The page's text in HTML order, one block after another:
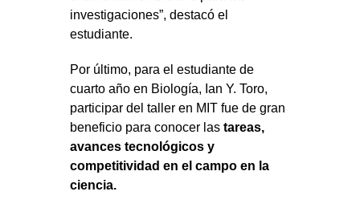
investigaciones”, destacó el
estudiante.
Por último, para el estudiante de
cuarto año en Biología, Ian Y. Toro,
participar del taller en MIT fue de gran
beneficio para conocer las tareas,
avances tecnológicos y
competitividad en el campo en la
ciencia.